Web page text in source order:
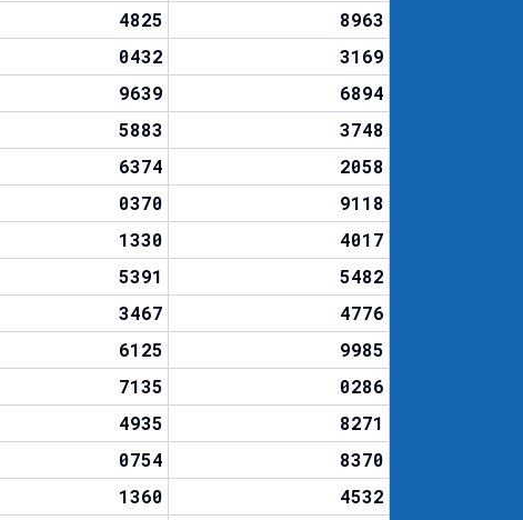
4825
8963
0432
3169
9639
6894
5883
3748
6374
2058
0370
9118
1330
4017
5391
5482
3467
4776
6125
9985
7135
0286
4935
8271
0754
8370
1360
4532